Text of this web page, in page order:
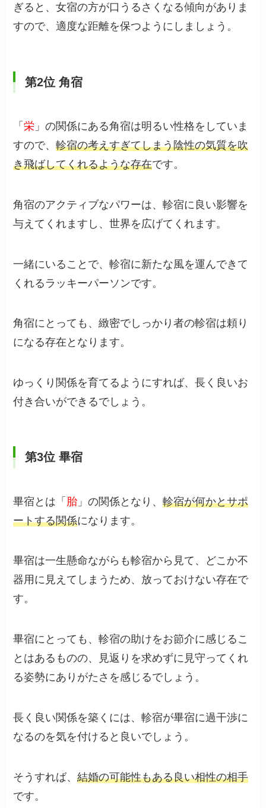
ぎると、女宿の方が口うるさくなる傾向がありま
すので、適度な距離を保つようにしましょう。
第2位 角宿
「栄 」の関係にある角宿は明るい性格をしていま
すので、軫宿の考えすぎてしまう陰性の気質を吹
き飛ばしてくれるような存在です。
角宿のアクティブなパワーは、軫宿に良い影響を
与えてくれますし、世界を広げてくれます。
一緒にいることで、軫宿に新たな風を運んできて
くれるラッキーパーソンです。
角宿にとっても、緻密でしっかり者の軫宿は頼り
になる存在となります。
ゆっくり関係を育てるようにすれば、長く良いお
付き合いができるでしょう。
第3位 畢宿
畢宿とは「 胎 」の関係となり、軫宿が何かとサポ
ートする関係になります。
畢宿は一生懸命ながらも軫宿から見て、どこか不
器用に見えてしまうため、放っておけない存在で
す。
畢宿にとっても、軫宿の助けをお節介に感じるこ
とはあるものの、見返りを求めずに見守ってくれ
る姿勢にありがたさを感じるでしょう。
長く良い関係を築くには、軫宿が畢宿に過干渉に
なるのを気を付けると良いでしょう。
そうすれば、結婚の可能性もある良い相性の相手
です。